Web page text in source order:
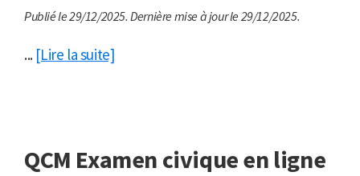
Publié le 29/12/2025. Dernière mise à jour le 29/12/2025.
... [Lire la suite]
QCM Examen civique en ligne